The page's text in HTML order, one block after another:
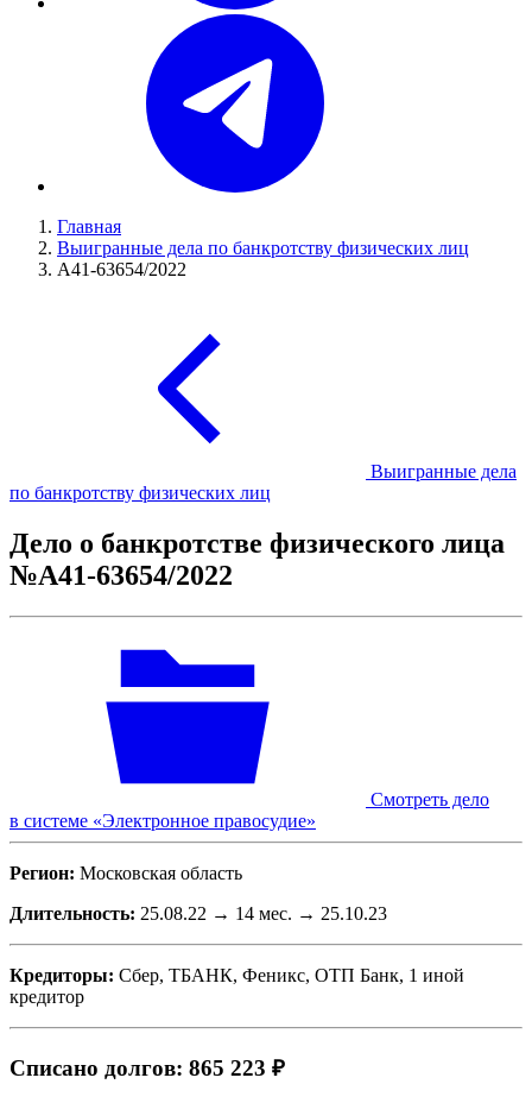
Главная
Выигранные дела по банкротству физических лиц
А41-63654/2022
Выигранные дела
по банкротству физических лиц
Дело о банкротстве физического лица
№А41-63654/2022
Смотреть дело
в системе «Электронное правосудие»
Регион: Московская область
Длительность: 25.08.22 → 14 мес. → 25.10.23
Кредиторы: Сбер, ТБАНК, Феникс, ОТП Банк, 1 иной
кредитор
Списано долгов: 865 223 ₽